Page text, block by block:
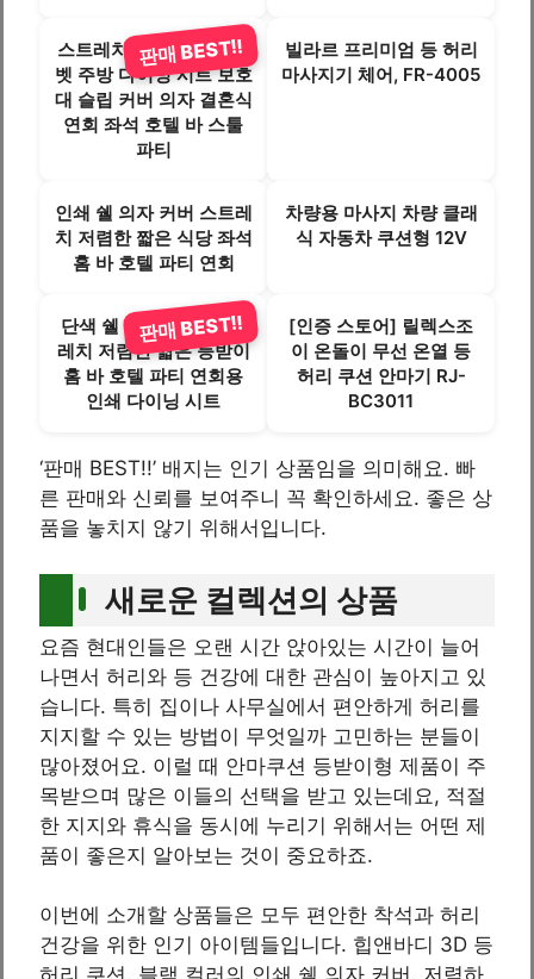
스트레치 미끄럼 방지 벨
벳 주방 다이닝 시트 보호
대 슬립 커버 의자 결혼식
연회 좌석 호텔 바 스툴
파티
판매 BEST!!
빌라르 프리미엄 등 허리
마사지기 체어, FR-4005
인쇄 쉘 의자 커버 스트레
치 저렴한 짧은 식당 좌석
홈 바 호텔 파티 연회
차량용 마사지 차량 클래
식 자동차 쿠션형 12V
단색 쉘 의자 커버, 스트
레치 저렴한 짧은 등받이
홈 바 호텔 파티 연회용
인쇄 다이닝 시트
판매 BEST!!
[인증 스토어] 릴렉스조
이 온돌이 무선 온열 등
허리 쿠션 안마기 RJ-
BC3011
‘판매 BEST!!’ 배지는 인기 상품임을 의미해요. 빠
른 판매와 신뢰를 보여주니 꼭 확인하세요. 좋은 상
품을 놓치지 않기 위해서입니다.
새로운 컬렉션의 상품
요즘 현대인들은 오랜 시간 앉아있는 시간이 늘어
나면서 허리와 등 건강에 대한 관심이 높아지고 있
습니다. 특히 집이나 사무실에서 편안하게 허리를
지지할 수 있는 방법이 무엇일까 고민하는 분들이
많아졌어요. 이럴 때 안마쿠션 등받이형 제품이 주
목받으며 많은 이들의 선택을 받고 있는데요, 적절
한 지지와 휴식을 동시에 누리기 위해서는 어떤 제
품이 좋은지 알아보는 것이 중요하죠.
이번에 소개할 상품들은 모두 편안한 착석과 허리
건강을 위한 인기 아이템들입니다. 힙앤바디 3D 등